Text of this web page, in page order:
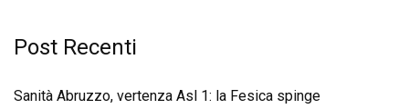
Post Recenti
Sanità Abruzzo, vertenza Asl 1: la Fesica spinge